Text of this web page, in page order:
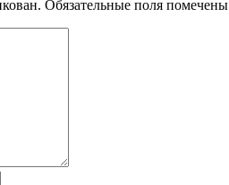
Обязательные поля помечены